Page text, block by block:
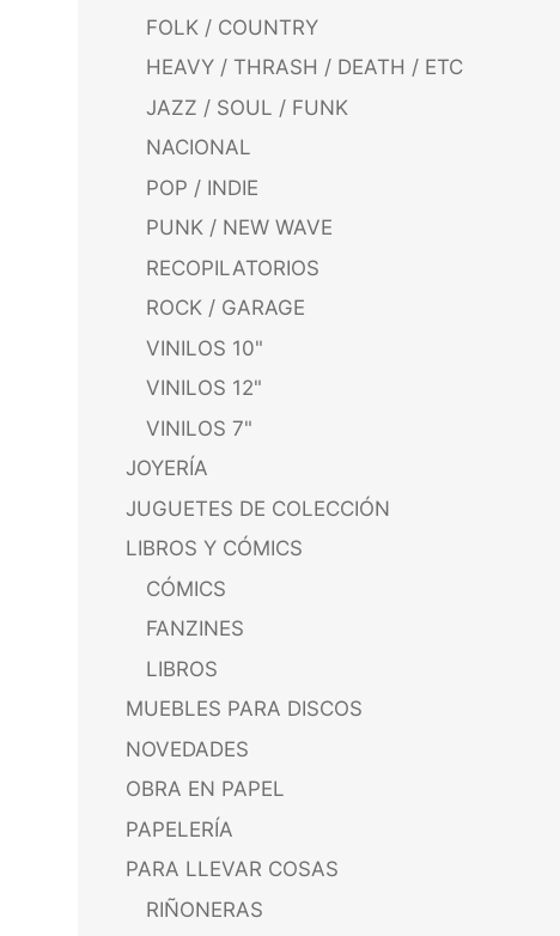
FOLK / COUNTRY
HEAVY / THRASH / DEATH / ETC
JAZZ / SOUL / FUNK
NACIONAL
POP / INDIE
PUNK / NEW WAVE
RECOPILATORIOS
ROCK / GARAGE
VINILOS 10"
VINILOS 12"
VINILOS 7"
JOYERÍA
JUGUETES DE COLECCIÓN
LIBROS Y CÓMICS
CÓMICS
FANZINES
LIBROS
MUEBLES PARA DISCOS
NOVEDADES
OBRA EN PAPEL
PAPELERÍA
PARA LLEVAR COSAS
RIÑONERAS